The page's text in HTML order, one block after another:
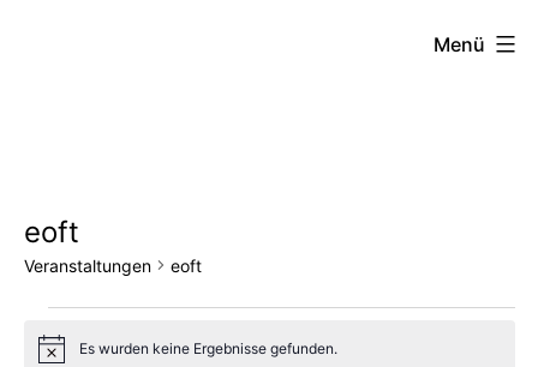
Menü
eoft
Veranstaltungen eoft
Veranstaltungen
HinweisEs wurden keine Ergebnisse gefunden.